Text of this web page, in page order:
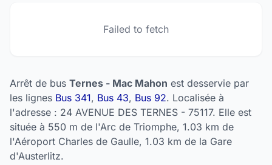
Failed to fetch
Arrêt de bus Ternes - Mac Mahon est desservie par
les lignes Bus 341, Bus 43, Bus 92. Localisée à
l'adresse : 24 AVENUE DES TERNES - 75117. Elle est
située à 550 m de l'Arc de Triomphe, 1.03 km de
l'Aéroport Charles de Gaulle, 1.03 km de la Gare
d'Austerlitz.